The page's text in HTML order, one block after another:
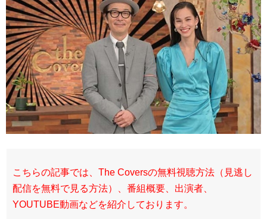
こちらの記事では、The Coversの無料視聴方法（見逃し
配信を無料で見る方法）、番組概要、出演者、
YOUTUBE動画などを紹介しております。